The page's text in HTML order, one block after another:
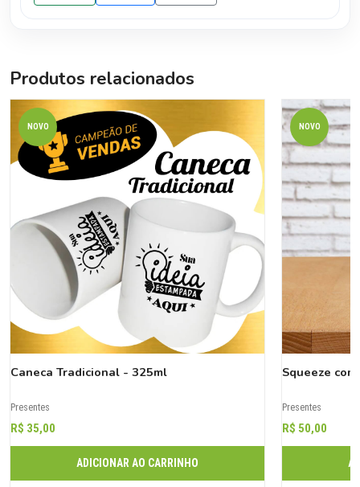
Produtos relacionados
NOVO
Caneca Tradicional - 325ml
Presentes
R$ 35,00
ADICIONAR AO CARRINHO
NOVO
Squeeze
Presentes
R$ 50,00